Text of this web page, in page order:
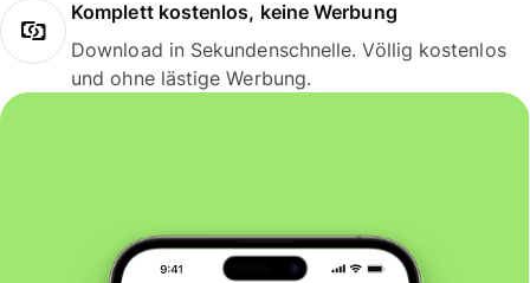
Komplett kostenlos, keine Werbung
Download in Sekundenschnelle. Völlig kostenlos
und ohne lästige Werbung.